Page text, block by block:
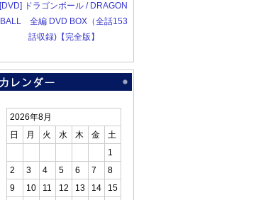
[DVD] ドラゴンボール / DRAGON
BALL 全編 DVD BOX（全話153
話収録)【完全版】
2026年8月
日
月 火 水 木 金
土
1
2
3 4 5 6 7
8
9
10 11 12 13 14
15